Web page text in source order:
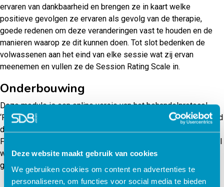
Deze website maakt gebruik van cookies
We gebruiken cookies om content en advertenties te
personaliseren, om functies voor social media te bieden
ervaren van dankbaarheid en brengen ze in kaart welke
positieve gevolgen ze ervaren als gevolg van de therapie,
goede redenen om deze veranderingen vast te houden en de
manieren waarop ze dit kunnen doen. Tot slot bedenken de
volwassenen aan het eind van elke sessie wat zij ervan
meenemen en vullen ze de Session Rating Scale in.
Onderbouwing
Deze module is een online versie van het behandelprotocol
‘Positieve CGT. Behandelprotocol in 8 sessies.’ en is ontwikkeld
door het Karify Contentteam in samenwerking met auteurs
Frederike Bannink en Nicole Geschwind. In dit behandelprotocol
wordt gebruikgemaakt van cognitieve gedragstherapie,
gedragsactivatie en positieve psychologie.